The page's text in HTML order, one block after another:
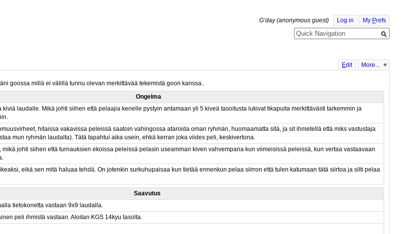
G’day (anonymous guest) Log in My Prefs
Edit More...
goossa millä ei välillä tunnu olevan merkittävää tekemistä goon kanssa..
Ongelma
kiviä laudalle. Mikä johti siihen että pelaajia kenelle pystyin antamaan yli 5 kiveä tasoitusta lukivat tikapuita merkittävästi tarkemmin ja
hitaissa vakavissa peleissä saatoin vahingossa ataroida oman ryhmän, huomaamatta sitä, ja sit ihmetellä että miks vastustaja
mun ryhmän laudalta). Tätä tapahtui aika usein, ehkä kerran joka viides peli, keskivertona.
mikä johti siihen että turnauksien ekoissa peleissä pelasin useamman kiven vahvempana kun viimeisissä peleissä, kun vertaa vastaavaan
eikä sen mitä haluaa tehdä. On jotenkin surkuhupaisaa kun tietää ennenkun pelaa siirron että tulen katumaan tätä siirtoa ja silti pelaa
Saavutus
tietokonetta vastaan 9x9 laudalla.
peli ihmistä vastaan. Aloitan KGS 14kyu tasolta.